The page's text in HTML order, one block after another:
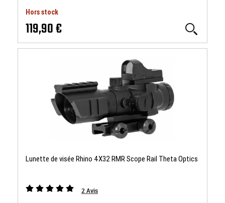
Hors stock
119,90 €
Lunette de visée Rhino 4X32 RMR Scope Rail Theta Optics
2Avis